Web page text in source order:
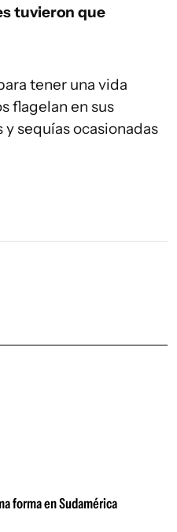
tuvieron que
tener una vida
flagelan en sus
sequías ocasionadas
forma en Sudamérica